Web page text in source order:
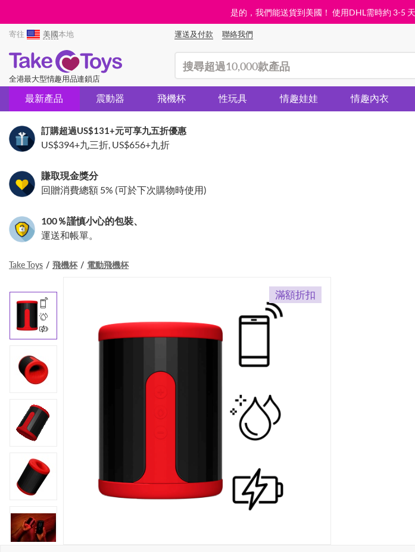
是的，我們能送貨到美國！ 使用DHL需時約 3-5
寄往 美國本地 運送及付款 聯絡我們
全港最大型情趣用品連鎖店
最新產品 震動器 飛機杯 性玩具 情趣娃娃 情趣內衣
訂購超過US$131+元可享九五折優惠
US$394+九三折, US$656+九折
賺取現金獎分
回贈消費總額 5% (可於下次購物時使用)
100％謹慎小心的包裝、
運送和帳單。
Take Toys 飛機杯 電動飛機杯